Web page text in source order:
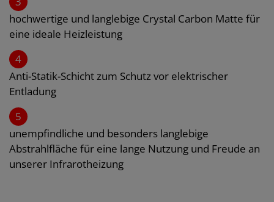
hochwertige und langlebige Crystal Carbon Matte für
eine ideale Heizleistung
4
Anti-Statik-Schicht zum Schutz vor elektrischer
Entladung
5
unempfindliche und besonders langlebige
Abstrahlfläche für eine lange Nutzung und Freude an
unserer Infrarotheizung